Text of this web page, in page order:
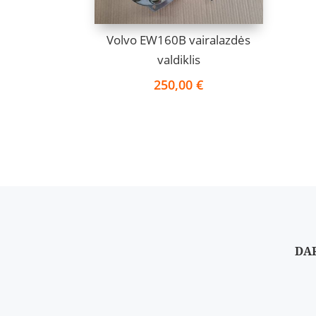
Volvo EW160B vairalazdės
valdiklis
250,00€